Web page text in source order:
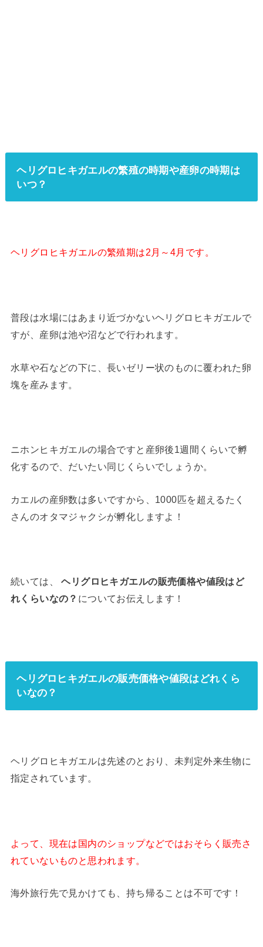
ヘリグロヒキガエルの繁殖の時期や産卵の時期は
いつ？
ヘリグロヒキガエルの繁殖期は2月～4月です。
普段は水場にはあまり近づかないヘリグロヒキガエルで
すが、産卵は池や沼などで行われます。
水草や石などの下に、長いゼリー状のものに覆われた卵
塊を産みます。
ニホンヒキガエルの場合ですと産卵後1週間くらいで孵
化するので、だいたい同じくらいでしょうか。
カエルの産卵数は多いですから、1000匹を超えるたく
さんのオタマジャクシが孵化しますよ！
続いては、ヘリグロヒキガエルの販売価格や値段はど
れくらいなの？ についてお伝えします！
ヘリグロヒキガエルの販売価格や値段はどれくら
いなの？
ヘリグロヒキガエルは先述のとおり、未判定外来生物に
指定されています。
よって、現在は国内のショップなどではおそらく販売さ
れていないものと思われます。
海外旅行先で見かけても、持ち帰ることは不可です！